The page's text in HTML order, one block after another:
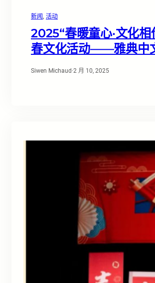
新闻, 活动
2025“春暖童心·文化相
春文化活动——雅典中
Siwen Michaud ·2 月 10, 2025